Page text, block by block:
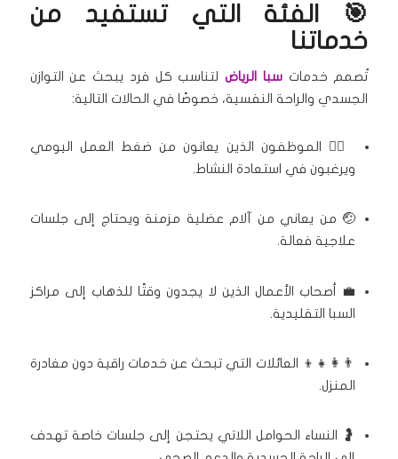
🎯 الفئة التي تستفيد من
خدماتنا
تُصمم خدماتسبا الرياضلتناسب كل فرد يبحث عن التوازن
الجسدي والراحة النفسية، خصوصًا في الحالات التالية:
🧘‍♂️ الموظفون الذين يعانون من ضغط العمل اليومي
ويرغبون في استعادة النشاط.
🤕 من يعاني من آلام عضلية مزمنة ويحتاج إلى جلسات
علاجية فعالة.
💼 أصحاب الأعمال الذين لا يجدون وقتًا للذهاب إلى مراكز
السبا التقليدية.
👨‍👩‍👧‍👦 العائلات التي تبحث عن خدمات راقية دون مغادرة
المنزل.
🤰 النساء الحوامل اللاتي يحتجن إلى جلسات خاصة تهدف